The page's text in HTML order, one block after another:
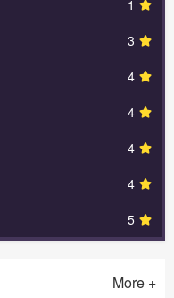
1
3
4
4
4
4
5
More +